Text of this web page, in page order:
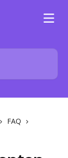
FAQ